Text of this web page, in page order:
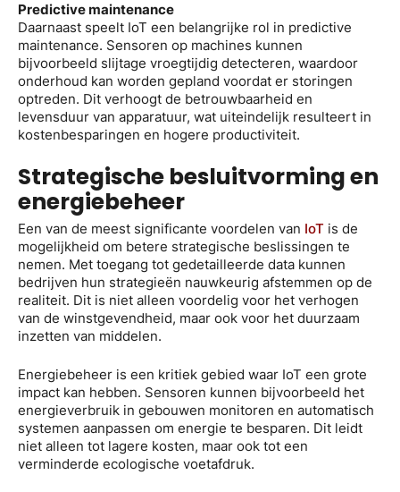
Predictive maintenance
Daarnaast speelt IoT een belangrijke rol in predictive
maintenance. Sensoren op machines kunnen
bijvoorbeeld slijtage vroegtijdig detecteren, waardoor
onderhoud kan worden gepland voordat er storingen
optreden. Dit verhoogt de betrouwbaarheid en
levensduur van apparatuur, wat uiteindelijk resulteert in
kostenbesparingen en hogere productiviteit.
Strategische besluitvorming en
energiebeheer
Een van de meest significante voordelen van IoT is de
mogelijkheid om betere strategische beslissingen te
nemen. Met toegang tot gedetailleerde data kunnen
bedrijven hun strategieën nauwkeurig afstemmen op de
realiteit. Dit is niet alleen voordelig voor het verhogen
van de winstgevendheid, maar ook voor het duurzaam
inzetten van middelen.
Energiebeheer is een kritiek gebied waar IoT een grote
impact kan hebben. Sensoren kunnen bijvoorbeeld het
energieverbruik in gebouwen monitoren en automatisch
systemen aanpassen om energie te besparen. Dit leidt
niet alleen tot lagere kosten, maar ook tot een
verminderde ecologische voetafdruk.